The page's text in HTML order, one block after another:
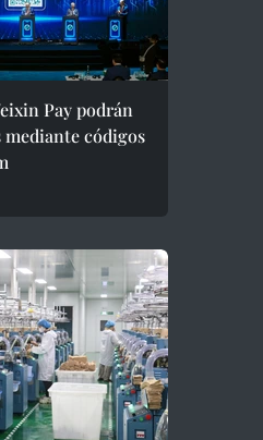
Pay podrán
códigos